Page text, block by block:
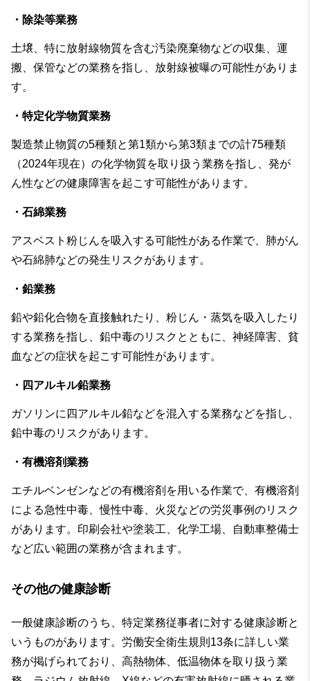
・除染等業務
土壌、特に放射線物質を含む汚染廃棄物などの収集、運
搬、保管などの業務を指し、放射線被曝の可能性がありま
す。
・特定化学物質業務
製造禁止物質の5種類と第1類から第3類までの計75種類
（2024年現在）の化学物質を取り扱う業務を指し、発が
ん性などの健康障害を起こす可能性があります。
・石綿業務
アスベスト粉じんを吸入する可能性がある作業で、肺がん
や石綿肺などの発生リスクがあります。
・鉛業務
鉛や鉛化合物を直接触れたり、粉じん・蒸気を吸入したり
する業務を指し、鉛中毒のリスクとともに、神経障害、貧
血などの症状を起こす可能性があります。
・四アルキル鉛業務
ガソリンに四アルキル鉛などを混入する業務などを指し、
鉛中毒のリスクがあります。
・有機溶剤業務
エチルベンゼンなどの有機溶剤を用いる作業で、有機溶剤
による急性中毒、慢性中毒、火災などの労災事例のリスク
があります。印刷会社や塗装工、化学工場、自動車整備士
など広い範囲の業務が含まれます。
その他の健康診断
一般健康診断のうち、特定業務従事者に対する健康診断と
いうものがあります。労働安全衛生規則13条に詳しい業
務が掲げられており、高熱物体、低温物体を取り扱う業